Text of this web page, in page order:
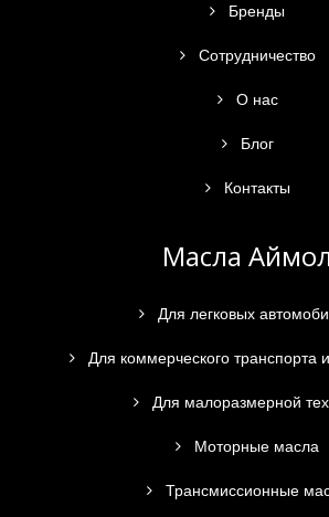
Бренды
Сотрудничество
О нас
Блог
Контакты
Масла Аймол
Для легковых
Для коммерческого транспорта
Для малоразмерной
Моторные масла
Трансмиссионные